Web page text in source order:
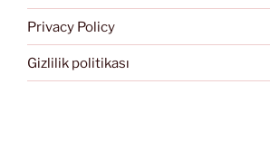
Privacy Policy
Gizlilik politikası